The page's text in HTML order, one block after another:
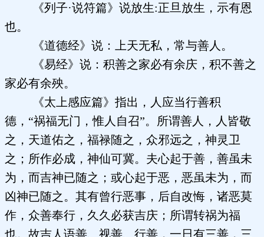
《列子·说符篇》说放生:正旦放生，示有恩
也。
《道德经》说：上天无私，常与善人。
《易经》说：积善之家必有余庆，积不善之
家必有余殃。
《太上感应篇》指出，人应当行善积
德，“祸福无门，惟人自召”。所谓善人，人皆敬
之，天道佑之，福禄随之，众邪远之，神灵卫
之；所作必成，神仙可冀。夫心起于善，善虽未
为，而吉神已随之；或心起于恶，恶虽未为，而
凶神已随之。其有曾行恶事，后自改悔，诸恶莫
作，众善奉行，久久必获吉庆；所谓转祸为福
也。故吉人语善、视善、行善，一日有三善，三